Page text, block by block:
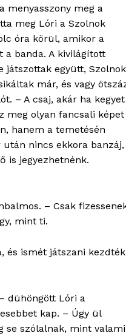
menyasszony meg a
meg Lóri a Szolnok
óra körül, amikor a
a banda. A kivilágított
játszottak együtt, Szolnok
már, és vagy
– A csaj, akár ha kegyet
meg olyan fancsali képet
hanem a temetésén
után nincs ekkora banzáj,
is jegyezhetnénk.
– Csak
mint ti.
és ismét játszani kezdték
dühöngött Lóri a
kap. – Úgy ül
se szólalnak, mint valami